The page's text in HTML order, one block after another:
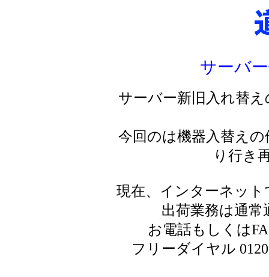
サーバ
サーバー新旧入れ替
今回のは機器入替え
り行き
現在、インターネッ
出荷業務は通
お電話もしくは
フリーダイヤル